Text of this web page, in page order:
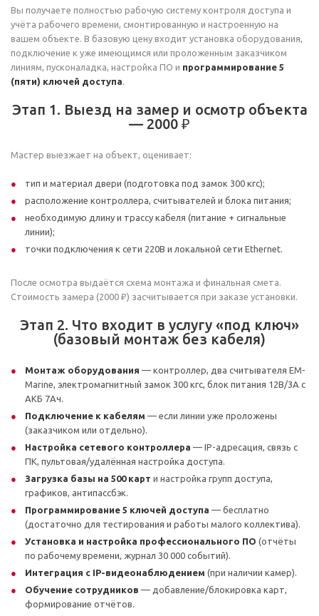
Вы получаете полностью рабочую систему контроля доступа и
учёта рабочего времени, смонтированную и настроенную на
вашем объекте. В базовую цену входит установка оборудования,
подключение к уже имеющимся или проложенным заказчиком
линиям, пусконаладка, настройка ПО и программирование 5
(пяти) ключей доступа
Этап 1. Выезд на замер и осмотр объекта
— 2000 ₽
Мастер выезжает на объект, оценивает:
тип и материал двери (подготовка под замок 300 кгс);
расположение контроллера, считывателей и блока питания;
необходимую длину и трассу кабеля (питание + сигнальные
линии);
точки подключения к сети 220В и локальной сети Ethernet.
После осмотра выдаётся схема монтажа и финальная смета.
Стоимость замера (2000 ₽) засчитывается при заказе установки.
Этап 2. Что входит в услугу «под ключ»
(базовый монтаж без кабеля)
Монтаж оборудования — контроллер, два считывателя EM-
Marine, электромагнитный замок 300 кгс, блок питания 12В/3А с
АКБ 7Ач.
Подключение к кабелям — если линии уже проложены
(заказчиком или отдельно).
Настройка сетевого контроллера — IP-адресация, связь с
ПК, пультовая/удалённая настройка доступа.
Загрузка базы на 500 карт и настройка групп доступа,
графиков, антипассбэк.
Программирование 5 ключей доступа — бесплатно
(достаточно для тестирования и работы малого коллектива).
Установка и настройка профессионального ПО (отчёты
по рабочему времени, журнал 30 000 событий).
Интеграция с IP-видеонаблюдением (при наличии камер).
Обучение сотрудников — добавление/блокировка карт,
формирование отчётов.